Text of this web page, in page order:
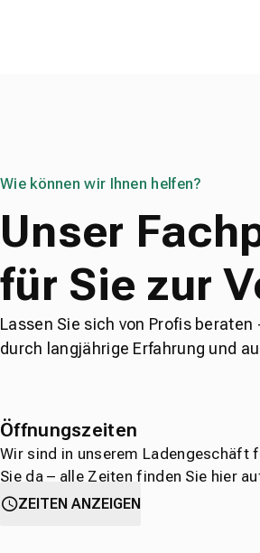
Wie können wir Ihnen helfen?
Unser
für Sie zur
Lassen Sie sich von Profis
durch langjährige Erfahrung und
Öffnungszeiten
Wir sind in unserem Ladengeschäft
Sie da – alle Zeiten finden Sie hier
einen Blick.
ZEITEN ANZEIGEN